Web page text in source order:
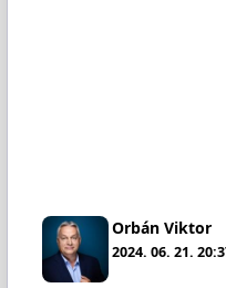
Orbán Viktor
2024. 06. 21.